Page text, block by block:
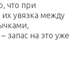
что при
увязка между
запас на это уже